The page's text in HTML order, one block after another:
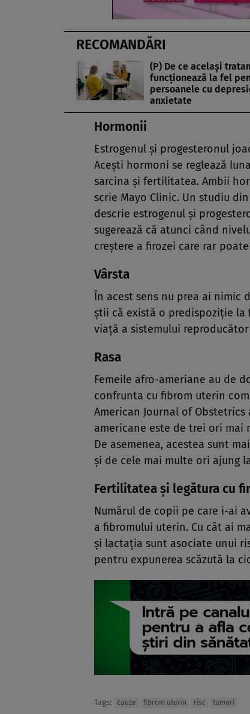
RECOMANDĂRI
(P) De ce același
funcționează la fel
persoanele cu
anxietate
Hormonii
Estrogenul și progesteronul
Acești hormoni se reglează
sarcina și fertilitatea. Ambii
scrie Mayo Clinic. Un studiu
descrie estrogenul și
sugerează că atunci când
creștere a firozei care rar
Vârsta
În acest sens nu prea ai nimic
știi că există o predispoziție la
viață a sistemului
Rasa
Femeile afro-ameriane au de
confrunta cu fibrom uterin
American Journal of
americane este de trei ori
De asemenea, acestea sunt
și de cele mai multe ori ajung
Fertilitatea și legătura cu
Numărul de copii pe care i-ai
a fibromului uterin. Cu cât ai
și lactația sunt asociate unui
pentru expunerea scăzută la
Tags: cauze fibrom uterin risc tumori